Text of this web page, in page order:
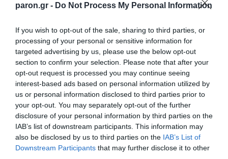
paron.gr - Do Not Process My Personal Information
If you wish to opt-out of the sale, sharing to third parties, or
processing of your personal or sensitive information for
targeted advertising by us, please use the below opt-out
section to confirm your selection. Please note that after your
opt-out request is processed you may continue seeing
interest-based ads based on personal information utilized by
us or personal information disclosed to third parties prior to
your opt-out. You may separately opt-out of the further
disclosure of your personal information by third parties on the
IAB’s list of downstream participants. This information may
also be disclosed by us to third parties on the IAB’s List of
Downstream Participants that may further disclose it to other
Πεινάς και εσύ μετά το
ξενύχτι; 5 καντίνες
στην Αθήνα που
σώζουν τις βραδινές
σου λιγούρες
Πώς να ξεφλουδίζεις
εύκολα το σκόρδο – Το
kitchen trick που κάθε
foodie πρέπει να ξέρει